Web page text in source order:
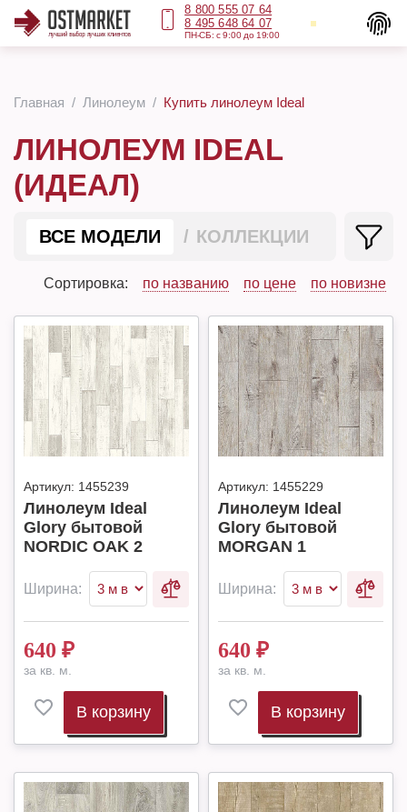
8 800 555 07 64
8 495 648 64 07
ПН-СБ: с 9:00 до 19:00
Главная Линолеум Купить линолеум Ideal
ЛИНОЛЕУМ IDEAL
(ИДЕАЛ)
ВСЕ МОДЕЛИ КОЛЛЕКЦИИ
Сортировка: по названию по цене по новизне
Артикул: 1455239
Линолеум Ideal
Glory бытовой
NORDIC OAK 2
Ширина:
640 ₽
за кв. м.
В корзину
Артикул: 1455229
Линолеум Ideal
Glory бытовой
MORGAN 1
Ширина:
640 ₽
за кв. м.
В корзину